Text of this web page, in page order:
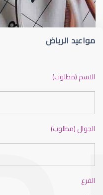
ضعف نظر الاطفال
مواعيد الرياض
الاسم (مطلوب)
الجوال (مطلوب)
الفرع